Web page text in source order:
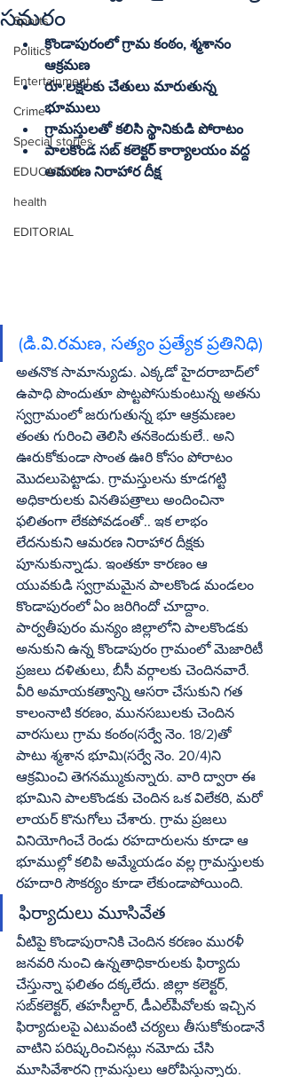
Sports
Politics
Entertainment
Crime
Special stories
EDUCATION
health
EDITORIAL
సమరం
కొండాపురంలో గ్రామ కంఠం, శ్మశానం
ఆక్రమణ
రూ.లక్షలకు చేతులు మారుతున్న
భూములు
గ్రామస్తులతో కలిసి స్థానికుడి పోరాటం
పాలకొండ సబ్‌ కలెక్టర్‌ కార్యాలయం వద్ద
ఆమరణ నిరాహార దీక్ష
(డి.వి.రమణ, సత్యం ప్రత్యేక ప్రతినిధి)
అతనొక సామాన్యుడు. ఎక్కడో హైదరాబాద్‌లో
ఉపాధి పొందుతూ పొట్టపోసుకుంటున్న అతను
స్వగ్రామంలో జరుగుతున్న భూ ఆక్రమణల
తంతు గురించి తెలిసి తనకెందుకులే.. అని
ఊరుకోకుండా సొంత ఊరి కోసం పోరాటం
మొదలుపెట్టాడు. గ్రామస్తులను కూడగట్టి
అధికారులకు వినతిపత్రాలు అందించినా
ఫలితంగా లేకపోవడంతో.. ఇక లాభం
లేదనుకుని ఆమరణ నిరాహార దీక్షకు
పూనుకున్నాడు. ఇంతకూ కారణం ఆ
యువకుడి స్వగ్రామమైన పాలకొండ మండలం
కొండాపురంలో ఏం జరిగిందో చూద్దాం.
పార్వతీపురం మన్యం జిల్లాలోని పాలకొండకు
అనుకుని ఉన్న కొండాపురం గ్రామంలో మెజారిటీ
ప్రజలు దళితులు, బీసీ వర్గాలకు చెందినవారే.
వీరి అమాయకత్వాన్ని ఆసరా చేసుకుని గత
కాలంనాటి కరణం, మునసబులకు చెందిన
వారసులు గ్రామ కంఠం(సర్వే నెం. 18/2)తో
పాటు శ్మశాన భూమి(సర్వే నెం. 20/4)ని
ఆక్రమించి తెగనమ్ముకున్నారు. వారి ద్వారా ఈ
భూమిని పాలకొండకు చెందిన ఒక విలేకరి, మరో
లాయర్‌ కొనుగోలు చేశారు. గ్రామ ప్రజలు
వినియోగించే రెండు రహదారులను కూడా ఆ
భూముల్లో కలిపి అమ్మేయడం వల్ల గ్రామస్తులకు
రహదారి సౌకర్యం కూడా లేకుండాపోయింది.
ఫిర్యాదులు మూసివేత
వీటిపై కొండాపురానికి చెందిన కరణం మురళీ
జనవరి నుంచి ఉన్నతాధికారులకు ఫిర్యాదు
చేస్తున్నా ఫలితం దక్కలేదు. జిల్లా కలెక్టర్‌,
సబ్‌కలెక్టర్‌, తహసీల్దార్‌, డీఎల్‌పీవోలకు ఇచ్చిన
ఫిర్యాదులపై ఎటువంటి చర్యలు తీసుకోకుండానే
వాటిని పరిష్కరించినట్లు నమోదు చేసి
మూసివేశారని గ్రామస్తులు ఆరోపిస్తున్నారు.